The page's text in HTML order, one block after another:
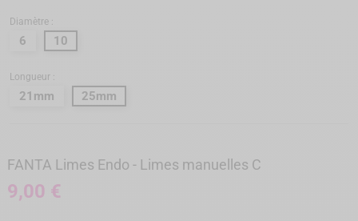
Diamètre :
6 10
Longueur :
21mm 25mm
FANTA Limes Endo - Limes manuelles C
9,00 €